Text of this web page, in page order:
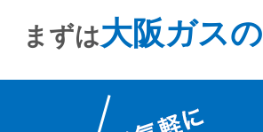
まずは大阪ガス